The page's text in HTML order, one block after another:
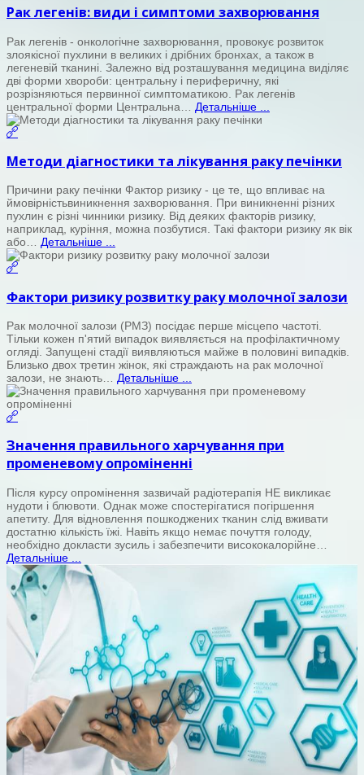
Рак легенів: види і симптоми захворювання
Рак легенів - онкологічне захворювання, провокує розвиток
злоякісної пухлини в великих і дрібних бронхах, а також в
легеневій тканині. Залежно від розташування медицина виділяє
дві форми хвороби: центральну і периферичну, які
розрізняються первинної симптоматикою. Рак легенів
центральної форми Центральна… Детальніше ...
Методи діагностики та лікування раку печінки
Причини раку печінки Фактор ризику - це те, що впливає на
ймовірністьвиникнення захворювання. При виникненні різних
пухлин є різні чинники ризику. Від деяких факторів ризику,
наприклад, куріння, можна позбутися. Такі фактори ризику як вік
або… Детальніше ...
Фактори ризику розвитку раку молочної залози
Рак молочної залози (РМЗ) посідає перше місцепо частоті.
Тільки кожен п'ятий випадок виявляється на профілактичному
огляді. Запущені стадії виявляються майже в половині випадків.
Близько двох третин жінок, які страждають на рак молочної
залози, не знають… Детальніше ...
Значення правильного харчування при
променевому опроміненні
Після курсу опромінення зазвичай радіотерапія НЕ викликає
нудоти і блювоти. Однак може спостерігатися погіршення
апетиту. Для відновлення пошкоджених тканин слід вживати
достатню кількість їжі. Навіть якщо немає почуття голоду,
необхідно докласти зусиль і забезпечити висококалорійне…
Детальніше ...